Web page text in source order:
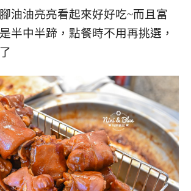
油油亮亮看起來好好吃~而且 富
半中半蹄，點餐時不用再挑選，